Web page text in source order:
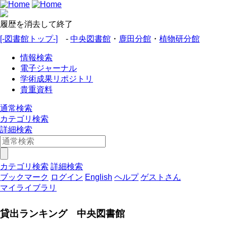
履歴を消去して終了
[-図書館トップ-]
- 中央図書館 ・ 鹿田分館 ・ 植物研分館
情報検索
電子ジャーナル
学術成果リポジトリ
貴重資料
通常検索
カテゴリ検索
詳細検索
カテゴリ検索 詳細検索
ブックマーク ログイン English ヘルプ ゲストさん
マイライブラリ
貸出ランキング 中央図書館